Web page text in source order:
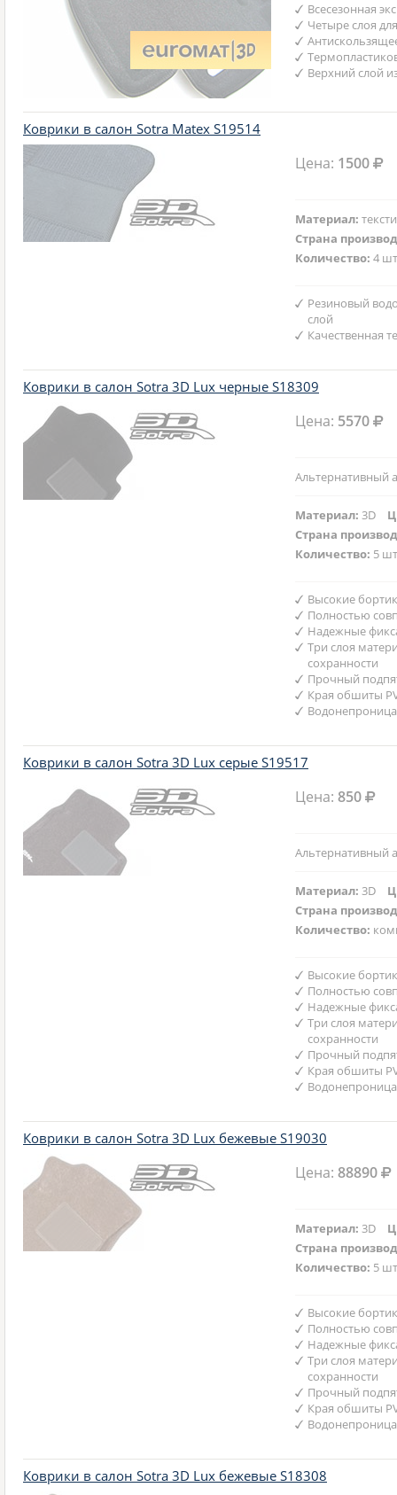
Всесезонная
Четыре слоя
Верхний слой
Коврики в салон Sotra Matex S19514
Цена: 1500
Материал:
Страна
Количество:4
Резиновый
слой
Качественная
Коврики в салон Sotra 3D Lux черные S18309
Цена: 5570
Альтернативный
Материал:3D
Страна
Количество: 5
Высокие
Полностью
Надежные
Три слоя
сохранности
Прочный
Края обшиты
Коврики в салон Sotra 3D Lux серые S19517
Цена:850
Альтернативный
Материал:3D
Страна
Количество:
Высокие
Полностью
Надежные
Три слоя
сохранности
Прочный
Края обшиты
Коврики в салон Sotra 3D Lux бежевые S19030
Цена:88890
Материал:3D
Страна
Количество: 5
Высокие
Полностью
Надежные
Три слоя
сохранности
Прочный
Края обшиты
Коврики в салон Sotra 3D Lux бежевые S18308